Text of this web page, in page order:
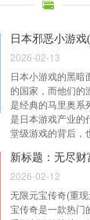
2026-02-13
日本小游戏的黑暗
的国家，而他们的
是经典的马里奥系
是日本游戏产业的
堂级游戏的背后，
2026-02-12
无限元宝传奇(重
宝传奇是一款热门